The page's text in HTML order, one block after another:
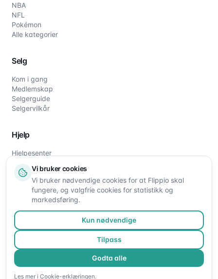
NBA
NFL
Pokémon
Alle kategorier
Selg
Kom i gang
Medlemskap
Selgerguide
Selgervilkår
Hjelp
Hjelpesenter
Om oss
Kontakt oss
©2026Flippio. Alle rettigheter reservert.
Vi bruker cookies
Vi bruker nødvendige cookies for at Flippio skal
fungere, og valgfrie cookies for statistikk og
markedsføring.
Kun nødvendige
Tilpass
Godta alle
Les mer i Cookie-erklæringen.